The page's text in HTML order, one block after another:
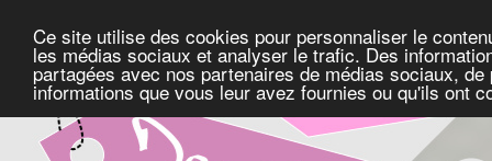
Ce site utilise des cookies pour personnaliser le
les médias sociaux et analyser le trafic. Des
partagées avec nos partenaires de médias sociaux,
informations que vous leur avez fournies ou qu'ils ont